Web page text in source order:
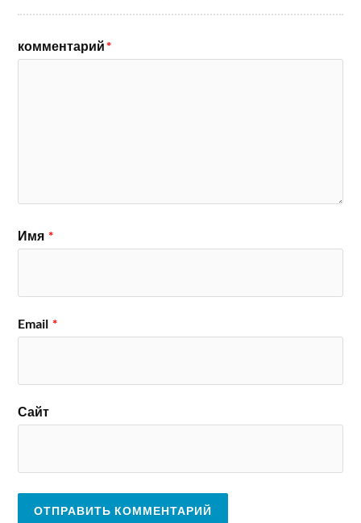
комментарий*
Имя *
Email *
Сайт